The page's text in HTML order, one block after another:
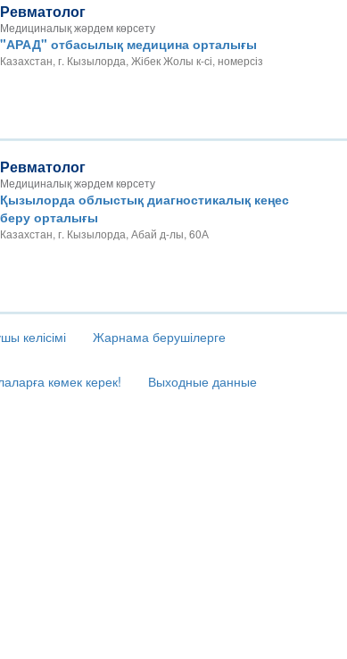
Ревматолог
Медициналық жәрдем көрсету
"АРАД" отбасылық медицина орталығы
Казахстан, г. Кызылорда, Жібек Жолы к-сі, номерсіз
Ревматолог
Медициналық жәрдем көрсету
Қызылорда облыстық диагностикалық кеңес
беру орталығы
Казахстан, г. Кызылорда, Абай д-лы, 60А
келісімі Жарнама берушілерге
көмек керек! Выходные данные